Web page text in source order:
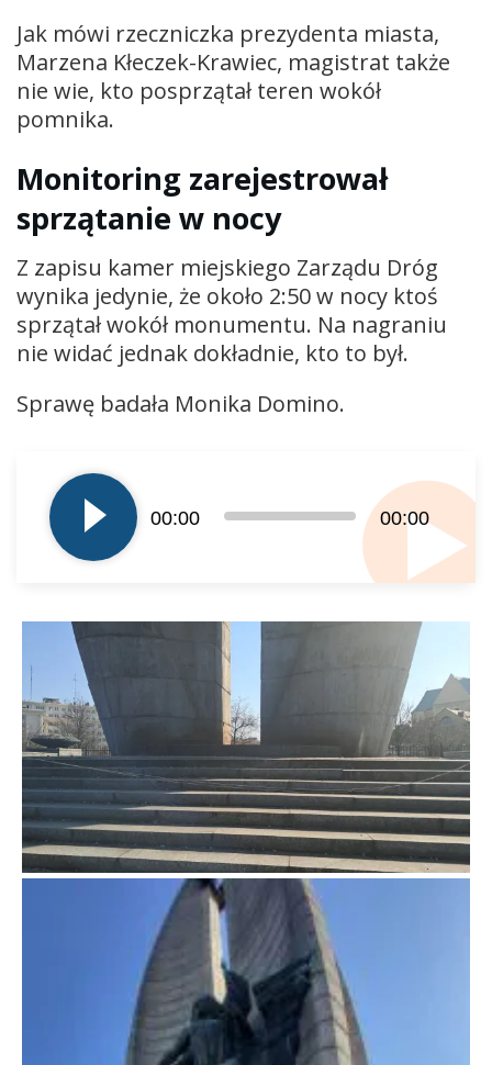
Jak mówi rzeczniczka prezydenta miasta,
Marzena Kłeczek-Krawiec, magistrat także
nie wie, kto posprzątał teren wokół
pomnika.
Monitoring zarejestrował
sprzątanie w nocy
Z zapisu kamer miejskiego Zarządu Dróg
wynika jedynie, że około 2:50 w nocy ktoś
sprzątał wokół monumentu. Na nagraniu
nie widać jednak dokładnie, kto to był.
Sprawę badała Monika Domino.
plików
dźwiękowych
00:00 00:00